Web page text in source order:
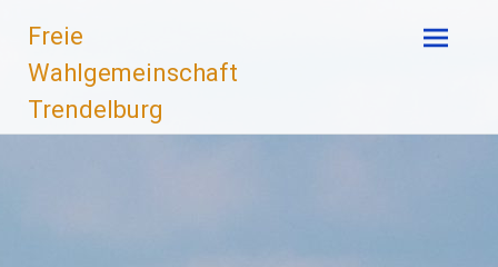
Inhalt
springen
Freie
Wahlgemeinschaft
Trendelburg